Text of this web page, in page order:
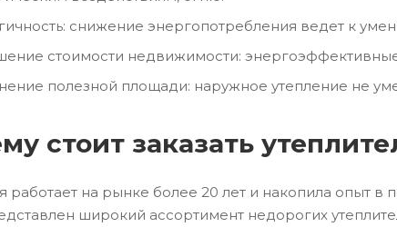
снижение энергопотребления ведет к
стоимости недвижимости:
полезной площади: наружное утепление не
стоит заказать
работает на рынке более 20 лет и накопила опыт
широкий ассортимент недорогих